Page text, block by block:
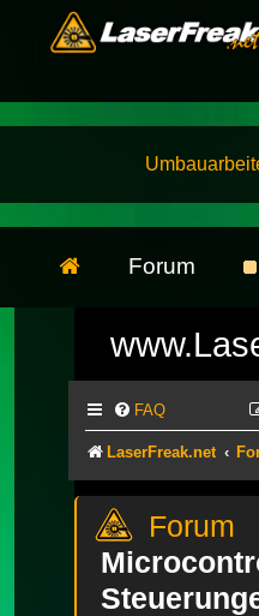
Forum
FAQ
LaserFreak.net